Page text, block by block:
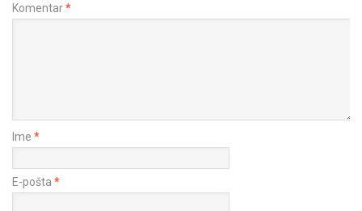
Komentar*
Ime *
E-pošta *